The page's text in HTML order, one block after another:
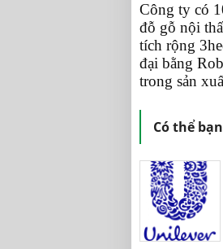
Công ty có
đỗ gỗ nội
tích rộng
đại bằng
trong sản
Có thể